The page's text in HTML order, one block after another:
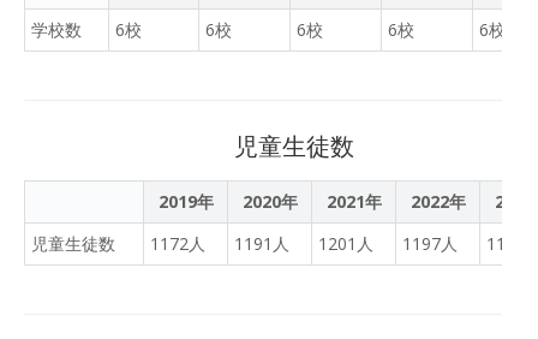
学校数
6校 6校 6校 6校 6校
児童生徒数
2019年 2020年 2021年 2022年
2023
児童生徒数
1172人 1191人 1201人 1197人 1174